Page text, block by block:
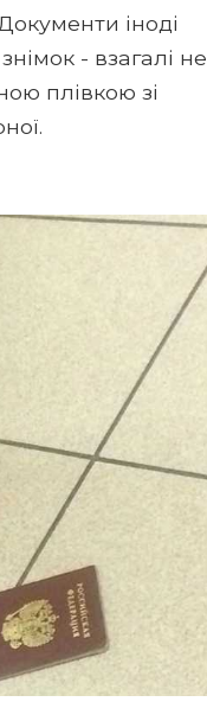
іноді
- взагалі не
плівкою зі